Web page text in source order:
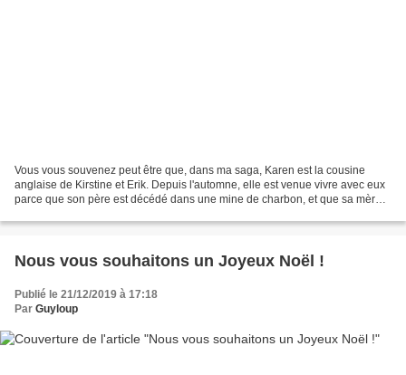
Vous vous souvenez peut être que, dans ma saga, Karen est la cousine
anglaise de Kirstine et Erik. Depuis l'automne, elle est venue vivre avec eux
parce que son père est décédé dans une mine de charbon, et que sa mère
Nous vous souhaitons un Joyeux Noël !
Publié le 21/12/2019 à 17:18
Par Guyloup